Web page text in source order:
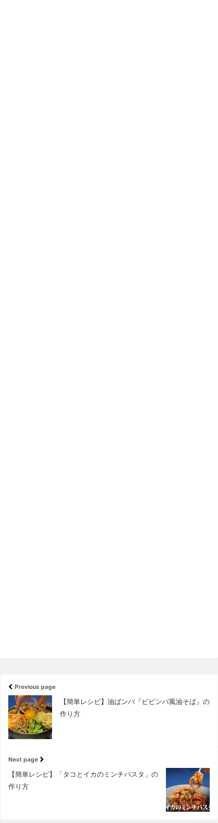
Previous page
【簡単レシピ】油ばンバ『ビビンバ風油そば』の
作り方
Next page
【簡単レシピ】「タコとイカのミンチパスタ」の
作り方